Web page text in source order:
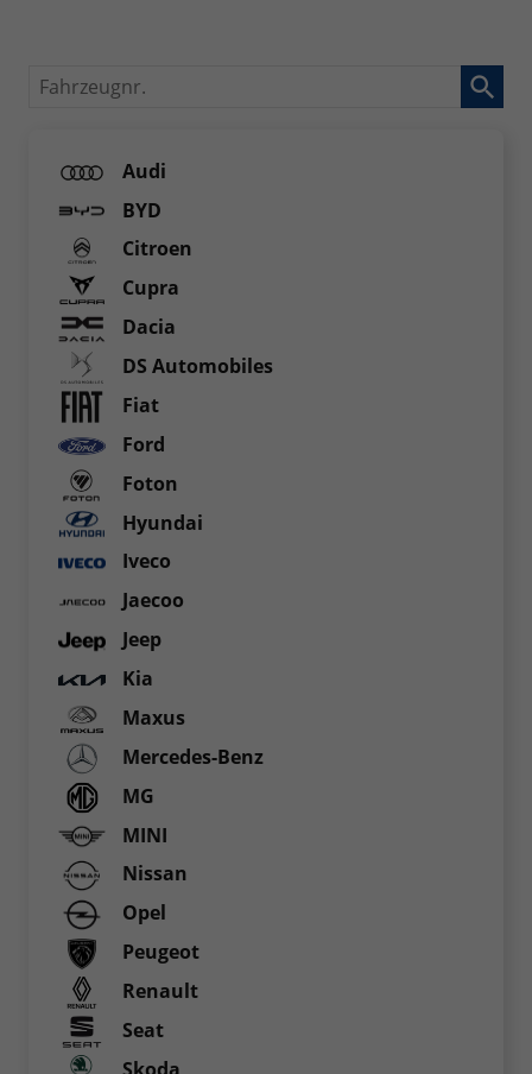
Fahrzeugnr.
Audi
BYD
Citroen
Cupra
Dacia
DS Automobiles
Fiat
Ford
Foton
Hyundai
Iveco
Jaecoo
Jeep
Kia
Maxus
Mercedes-Benz
MG
MINI
Nissan
Opel
Peugeot
Renault
Seat